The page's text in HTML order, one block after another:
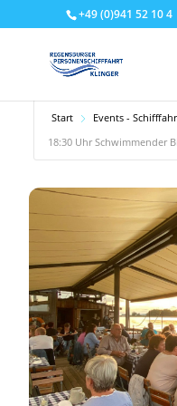
+49 (0)941 52 10 4
Start Events -
18:30 Uhr Schwimmender